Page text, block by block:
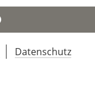
Datenschutz